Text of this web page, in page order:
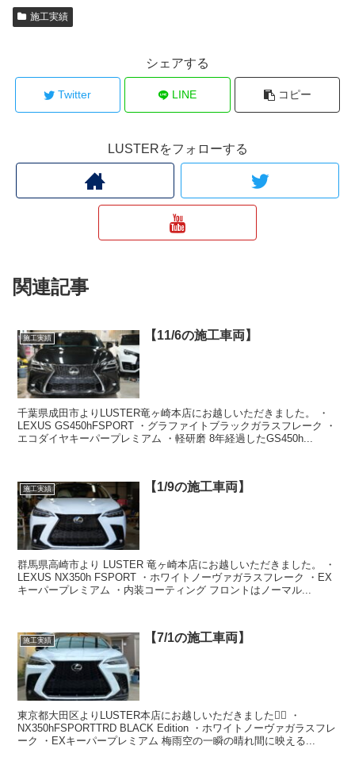
施工実績
シェアする
Twitter LINE コピー
LUSTERをフォローする
関連記事
施工実績 【11/6の施工車両】
千葉県成田市よりLUSTER竜ヶ崎本店にお越しいただきました。 ・
LEXUS GS450hFSPORT ・グラファイトブラックガラスフレーク ・
エコダイヤキーパープレミアム ・軽研磨 8年経過したGS450h...
施工実績 【1/9の施工車両】
群馬県高崎市より LUSTER 竜ヶ崎本店にお越しいただきました。 ・
LEXUS NX350h FSPORT ・ホワイトノーヴァガラスフレーク ・EX
キーパープレミアム ・内装コーティング フロントはノーマル...
施工実績 【7/1の施工車両】
東京都大田区よりLUSTER本店にお越しいただきました🙇‍♂️ ・
NX350hFSPORTTRD BLACK Edition ・ホワイトノーヴァガラスフレ
ーク ・EXキーパープレミアム 梅雨空の一瞬の晴れ間に映える...